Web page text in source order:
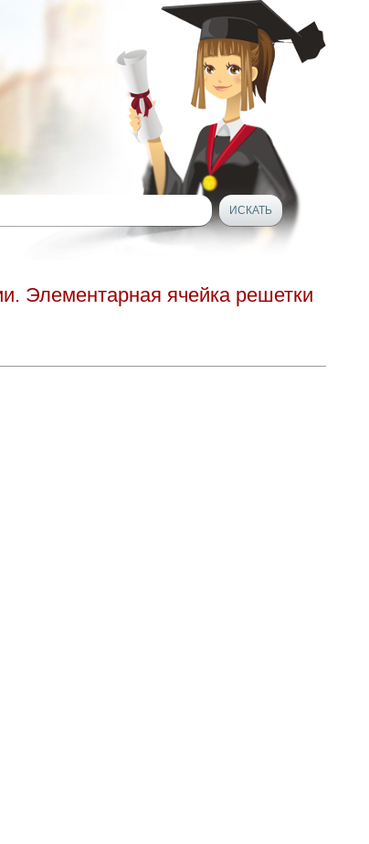
Элементарная ячейка решетки